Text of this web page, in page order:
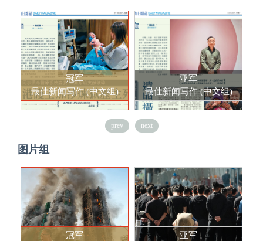
冠军
最佳新闻写作 (中文组)
亚军
最佳新闻写作 (中文组)
prev next
图片组
冠军
亚军